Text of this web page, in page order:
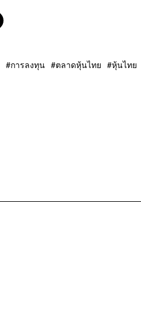
การลงทุน ตลาดหุ้นไทย
หุ้นไทย